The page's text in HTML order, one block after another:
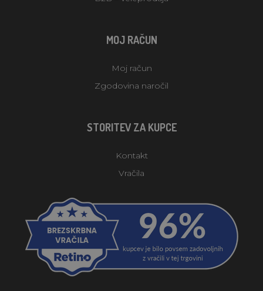
MOJ RAČUN
Moj račun
Zgodovina naročil
STORITEV ZA KUPCE
Kontakt
Vračila